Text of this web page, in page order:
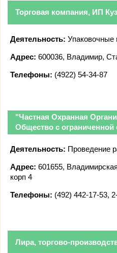
Торговая компания, ИП
Деятельность: Упаковочные
Адрес: 600036, Владимир,
Телефоны: (4922) 54-34-87
"Частная Охранная
Общество с ограниченной
Деятельность: Проведение
Адрес: 601655,
корп 4
Телефоны: (492) 442-17-53,
Лира, торгово-